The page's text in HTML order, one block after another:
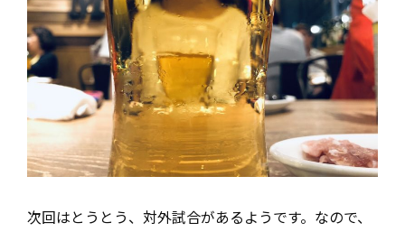
次回はとうとう、対外試合があるようです。なので、